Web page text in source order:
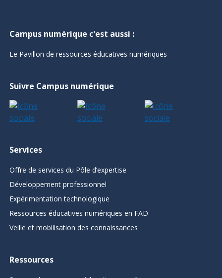
Campus numérique c'est aussi :
Le Pavillon de ressources éducatives numériques
Suivre Campus numérique
Services
Offre de services du Pôle d’expertise
Développement professionnel
Expérimentation technologique
Ressources éducatives numériques en FAD
Veille et mobilisation des connaissances
Ressources